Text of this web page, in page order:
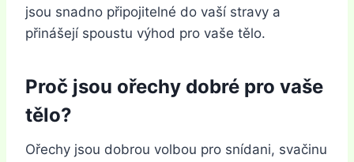
jsou snadno připojitelné do vaší stravy a
přinášejí spoustu výhod pro vaše tělo.
Proč jsou ořechy dobré pro vaše
tělo?
Ořechy jsou dobrou volbou pro snídani, svačinu